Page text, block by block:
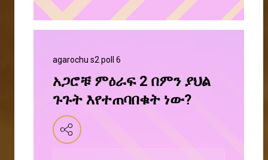
agarochu s2 poll 6
አጋሮቹ ምዕራፍ 2 በምን ያህል
ጉጉት እየተጠባበቁት ነው?